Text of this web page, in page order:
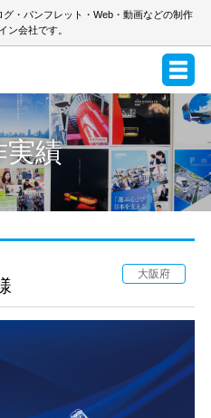
・パンフレット・Web・動画などの制作
ン会社です。
実績
大阪府